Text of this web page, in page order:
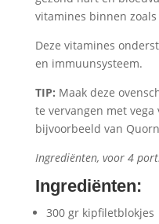
vitamines binnen zoals
Deze vitamines
en immuunsysteem.
TIP: Maak deze
te vervangen met vega
bijvoorbeeld van
Ingrediënten, voor 4
Ingrediënten:
300 gr kipfiletblokjes